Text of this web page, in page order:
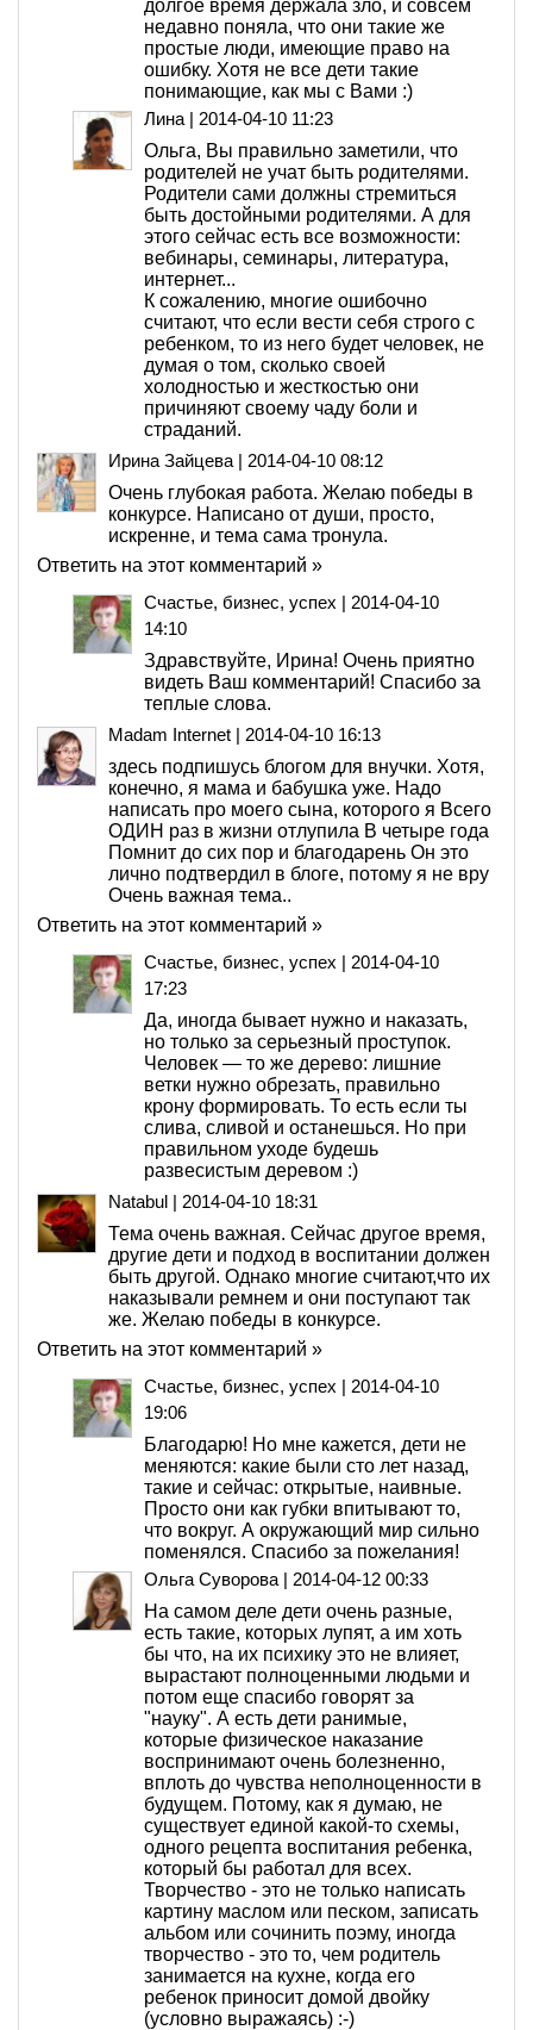
долгое время держала зло, и совсем
недавно поняла, что они такие же
простые люди, имеющие право на
ошибку. Хотя не все дети такие
понимающие, как мы с Вами :)
Лина | 2014-04-10 11:23
Ольга, Вы правильно заметили, что
родителей не учат быть родителями.
Родители сами должны стремиться
быть достойными родителями. А для
этого сейчас есть все возможности:
вебинары, семинары, литература,
интернет...
К сожалению, многие ошибочно
считают, что если вести себя строго с
ребенком, то из него будет человек, не
думая о том, сколько своей
холодностью и жесткостью они
причиняют своему чаду боли и
страданий.
Ирина Зайцева | 2014-04-10 08:12
Очень глубокая работа. Желаю победы в
конкурсе. Написано от души, просто,
искренне, и тема сама тронула.
Ответить на этот комментарий »
Счастье, бизнес, успех | 2014-04-10
14:10
Здравствуйте, Ирина! Очень приятно
видеть Ваш комментарий! Спасибо за
теплые слова.
Madam Internet | 2014-04-10 16:13
здесь подпишусь блогом для внучки. Хотя,
конечно, я мама и бабушка уже. Надо
написать про моего сына, которого я Всего
ОДИН раз в жизни отлупила В четыре года
Помнит до сих пор и благодарень Он это
лично подтвердил в блоге, потому я не вру
Очень важная тема..
Ответить на этот комментарий »
Счастье, бизнес, успех | 2014-04-10
17:23
Да, иногда бывает нужно и наказать,
но только за серьезный проступок.
Человек — то же дерево: лишние
ветки нужно обрезать, правильно
крону формировать. То есть если ты
слива, сливой и останешься. Но при
правильном уходе будешь
развесистым деревом :)
Natabul | 2014-04-10 18:31
Тема очень важная. Сейчас другое время,
другие дети и подход в воспитании должен
быть другой. Однако многие считают,что их
наказывали ремнем и они поступают так
же. Желаю победы в конкурсе.
Ответить на этот комментарий »
Счастье, бизнес, успех | 2014-04-10
19:06
Благодарю! Но мне кажется, дети не
меняются: какие были сто лет назад,
такие и сейчас: открытые, наивные.
Просто они как губки впитывают то,
что вокруг. А окружающий мир сильно
поменялся. Спасибо за пожелания!
Ольга Суворова | 2014-04-12 00:33
На самом деле дети очень разные,
есть такие, которых лупят, а им хоть
бы что, на их психику это не влияет,
вырастают полноценными людьми и
потом еще спасибо говорят за
"науку". А есть дети ранимые,
которые физическое наказание
воспринимают очень болезненно,
вплоть до чувства неполноценности в
будущем. Потому, как я думаю, не
существует единой какой-то схемы,
одного рецепта воспитания ребенка,
который бы работал для всех.
Творчество - это не только написать
картину маслом или песком, записать
альбом или сочинить поэму, иногда
творчество - это то, чем родитель
занимается на кухне, когда его
ребенок приносит домой двойку
(условно выражаясь) :-)